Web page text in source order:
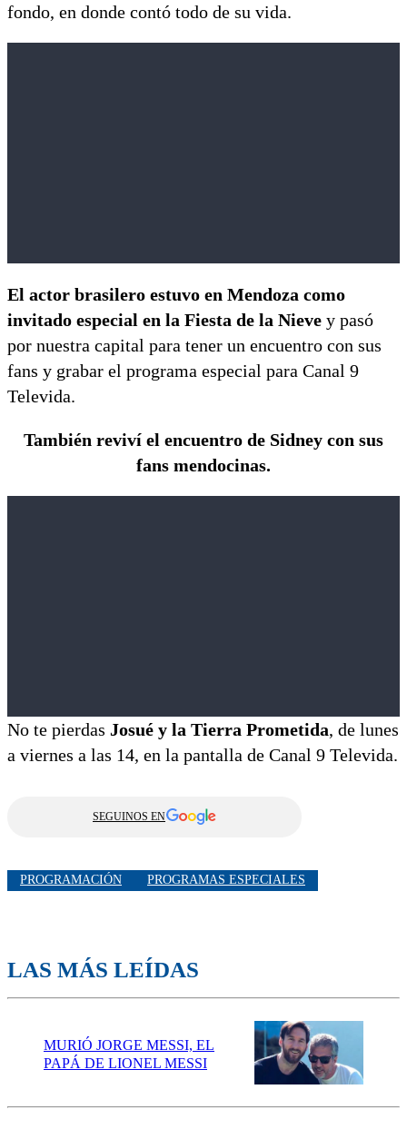
fondo, en donde contó todo de su vida.
El actor brasilero estuvo en Mendoza como
invitado especial en la Fiesta de la Nieve y pasó
por nuestra capital para tener un encuentro con sus
fans y grabar el programa especial para Canal 9
Televida.
También reviví el encuentro de Sidney con sus
fans mendocinas.
No te pierdas Josué y la Tierra Prometida, de lunes
a viernes a las 14, en la pantalla de Canal 9 Televida.
SEGUINOS EN
PROGRAMACIÓN PROGRAMAS ESPECIALES
LAS MÁS LEÍDAS
MURIÓ JORGE MESSI, EL
PAPÁ DE LIONEL MESSI